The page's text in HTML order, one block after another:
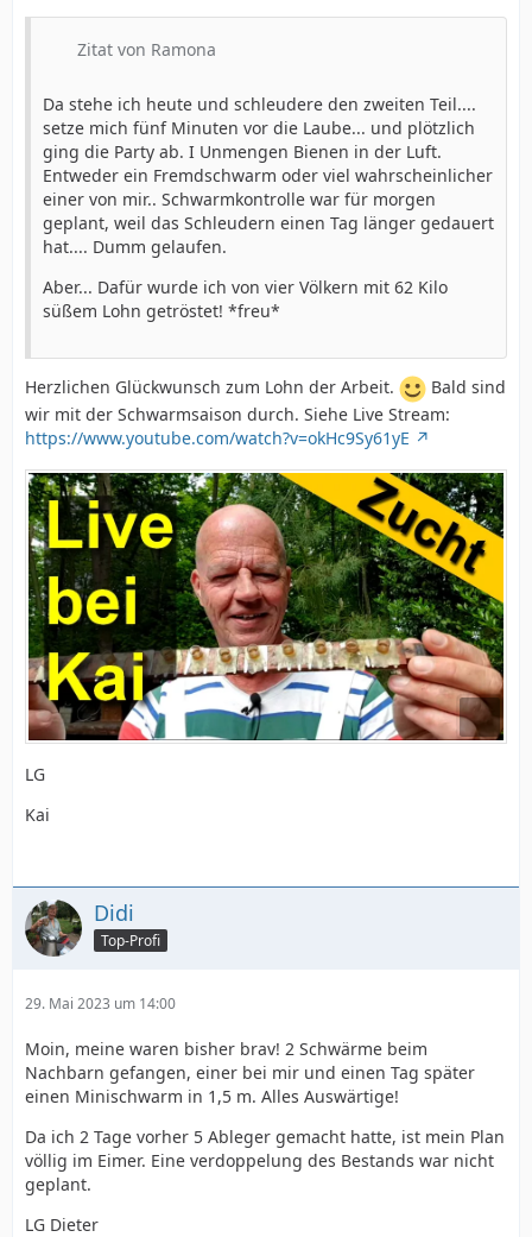
Zitat von Ramona
Da stehe ich heute und schleudere den zweiten Teil....
setze mich fünf Minuten vor die Laube... und plötzlich
ging die Party ab. I Unmengen Bienen in der Luft.
Entweder ein Fremdschwarm oder viel wahrscheinlicher
einer von mir.. Schwarmkontrolle war für morgen
geplant, weil das Schleudern einen Tag länger gedauert
hat.... Dumm gelaufen.
Aber... Dafür wurde ich von vier Völkern mit 62 Kilo
süßem Lohn getröstet! *freu*
Herzlichen Glückwunsch zum Lohn der Arbeit.
Bald sind
wir mit der Schwarmsaison durch. Siehe Live Stream:
https://www.youtube.com/watch?v=okHc9Sy61yE
LG
Kai
Didi
Top-Profi
29. Mai 2023 um 14:00
Moin, meine waren bisher brav! 2 Schwärme beim
Nachbarn gefangen, einer bei mir und einen Tag später
einen Minischwarm in 1,5 m. Alles Auswärtige!
Da ich 2 Tage vorher 5 Ableger gemacht hatte, ist mein Plan
völlig im Eimer. Eine verdoppelung des Bestands war nicht
geplant.
LG Dieter